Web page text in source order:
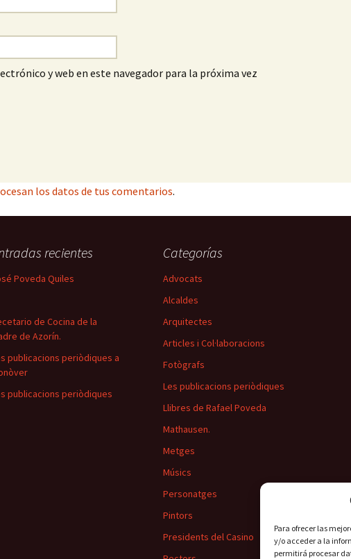
Para ofrecer las
y/o acceder a la
permitirá procesar
y web en este navegador para la próxima vez
los datos de tus comentarios.
recientes
Poveda Quiles
de Cocina de la
de Azorín.
publicacions periòdiques a
publicacions periòdiques
Categorías
Advocats
Alcaldes
Arquitectes
Articles i Col·laboracions
Fotògrafs
Les publicacions periòdiques
Llibres de Rafael Poveda
Mathausen.
Metges
Músics
Personatges
Pintors
Presidents del Casino